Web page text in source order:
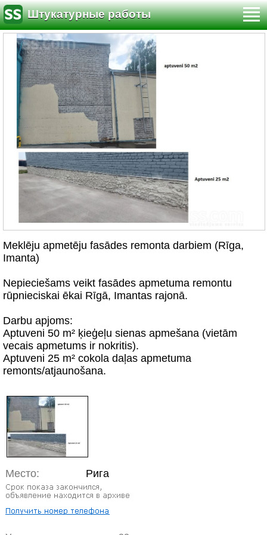
Штукатурные работы
Meklēju apmetēju fasādes remonta darbiem (Rīga,
Imanta)
Nepieciešams veikt fasādes apmetuma remontu
rūpnieciskai ēkai Rīgā, Imantas rajonā.
Darbu apjoms:
Aptuveni 50 m² ķieģeļu sienas apmešana (vietām
vecais apmetums ir nokritis).
Aptuveni 25 m² cokola daļas apmetuma
remonts/atjaunošana.
Место: Рига